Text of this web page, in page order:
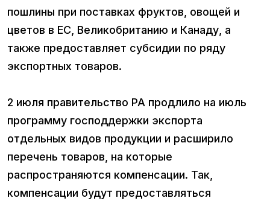
пошлины при поставках фруктов, овощей и
цветов в ЕС, Великобританию и Канаду, а
также предоставляет субсидии по ряду
экспортных товаров.
2 июля правительство РА продлило на июль
программу господдержки экспорта
отдельных видов продукции и расширило
перечень товаров, на которые
распространяются компенсации. Так,
компенсации будут предоставляться